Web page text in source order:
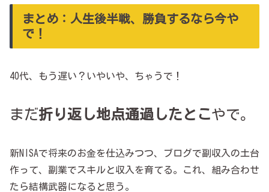
まとめ：人生後半戦、勝負するなら今や
で！
40代、もう遅い？いやいや、ちゃうで！
まだ折り返し地点通過したとこやで。
新NISAで将来のお金を仕込みつつ、ブログで副収入の土台
作って、副業でスキルと収入を育てる。これ、組み合わせ
たら結構武器になると思う。